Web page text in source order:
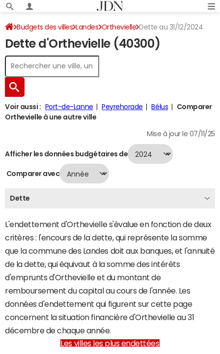
Budgets des villes Landes Orthevielle Dette au 31/12/2024
Dette d'Orthevielle (40300)
Voir aussi : Port-de-Lanne Peyrehorade Bélus
Comparer
Orthevielle à une autre ville
Mise à jour le 07/11/25
Afficher les données budgétaires de
Comparer avec
Dette
L'endettement d'Orthevielle s'évalue en fonction de deux
critères : l'encours de la dette, qui représente la somme
que la commune des Landes doit aux banques, et l'annuité
de la dette, qui équivaut à la somme des intérêts
d'emprunts d'Orthevielle et du montant de
remboursement du capital au cours de l'année. Les
données d'endettement qui figurent sur cette page
concernent la situation financière d'Orthevielle au 31
décembre de chaque année.
Les villes les plus endettées